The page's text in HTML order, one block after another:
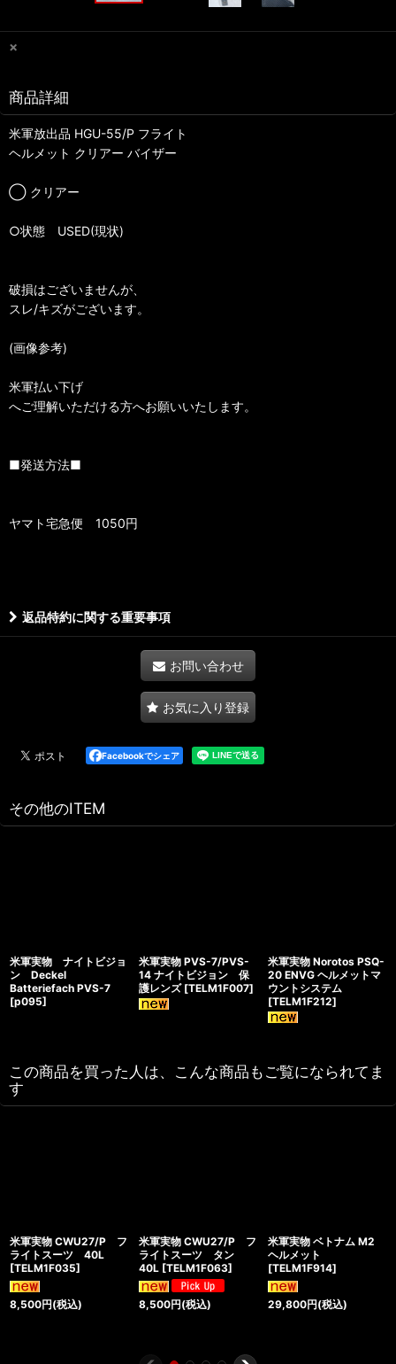
×
商品詳細
米軍放出品 HGU-55/P フライト
ヘルメット クリアー バイザー
◯ クリアー
○状態 USED(現状)
破損はございませんが、
スレ/キズがございます。
(画像参考)
米軍払い下げ
へご理解いただける方へお願いいたします。
■発送方法■
ヤマト宅急便 1050円
返品特約に関する重要事項
お問い合わせ
お気に入り登録
Facebookでシェア
その他のITEM
米軍実物 ナイトビジョ
ン Deckel
Batteriefach PVS-7
[p095]
米軍実物 PVS-7/PVS-
14 ナイトビジョン 保
護レンズ [TELM1F007]
米軍実物 Norotos PSQ-
20 ENVG ヘルメットマ
ウントシステム
[TELM1F212]
この商品を買った人は、こんな商品もご覧になられてま
す
米軍実物 CWU27/P フ
ライトスーツ 40L
[TELM1F035]
8,500円(税込)
米軍実物 CWU27/P フ
ライトスーツ タン
40L [TELM1F063]
8,500円(税込)
米軍実物 ベトナム M2
ヘルメット
[TELM1F914]
29,800円(税込)